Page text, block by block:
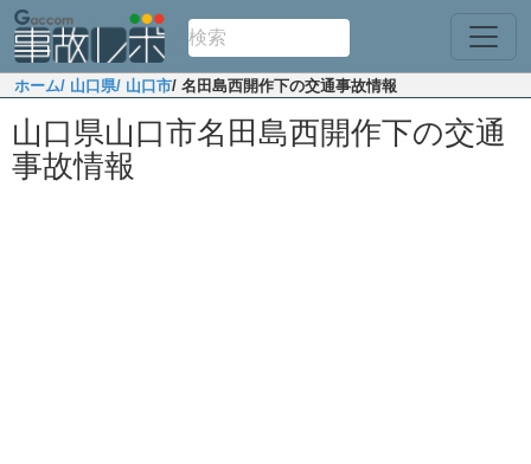
ホーム/ 山口県/ 山口市/ 名田島西開作下の交通事故情報
山口県山口市名田島西開作下の交通
事故情報